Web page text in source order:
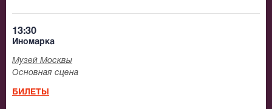
13:30
Иномарка
Музей Москвы
Основная сцена
БИЛЕТЫ